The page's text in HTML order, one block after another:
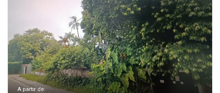
A partir de: